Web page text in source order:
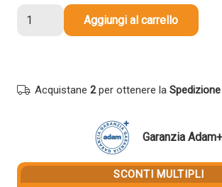
compatibile
GIALLO
Aggiungi al carrello
Acquistane 2per ottenere la
Garanzia Adam+
SCONTI MULTIPLI